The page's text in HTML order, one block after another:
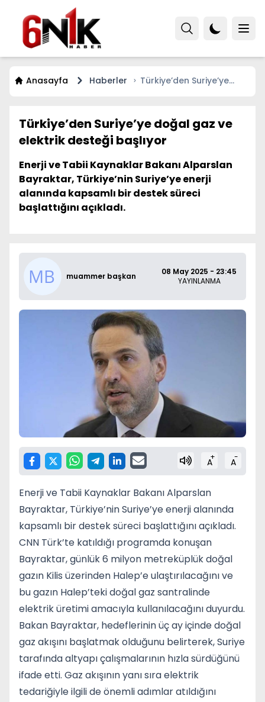
Anasayfa Haberler
Türkiye’den Suriye’ye
Türkiye’den Suriye’ye doğal gaz ve
elektrik desteği başlıyor
Enerji ve Tabii Kaynaklar Bakanı Alparslan
Bayraktar, Türkiye’nin Suriye’ye enerji
alanında kapsamlı bir destek süreci
başlattığını açıkladı.
muammer başkan
08 May 2025 - 23:45
YAYINLANMA
A+ A-
Enerji ve Tabii Kaynaklar Bakanı Alparslan
Bayraktar, Türkiye’nin Suriye’ye enerji alanında
kapsamlı bir destek süreci başlattığını açıkladı.
CNN Türk’te katıldığı programda konuşan
Bayraktar, günlük 6 milyon metreküplük doğal
gazın Kilis üzerinden Halep’e ulaştırılacağını ve
bu gazın Halep’teki doğal gaz santralinde
elektrik üretimi amacıyla kullanılacağını duyurdu.
Bakan Bayraktar, hedeflerinin üç ay içinde doğal
gaz akışını başlatmak olduğunu belirterek, Suriye
tarafında altyapı çalışmalarının hızla sürdüğünü
ifade etti. Gaz akışının yanı sıra elektrik
tedariğiyle ilgili de önemli adımlar atıldığını